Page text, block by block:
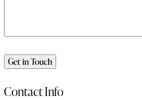
Contact Info